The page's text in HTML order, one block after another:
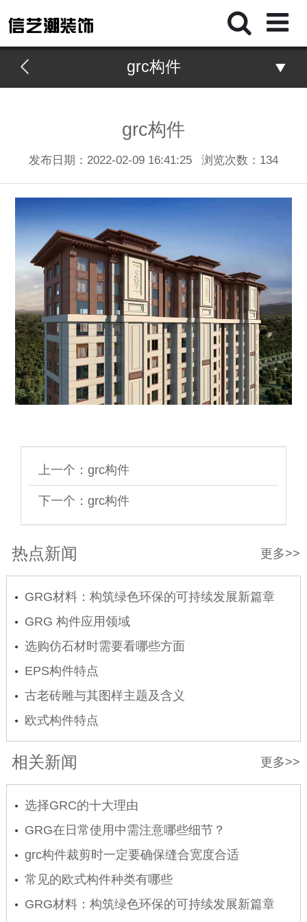
grc构件
grc构件
发布日期：2022-02-09 16:41:25 浏览次数： 134
上一个： grc构件
下一个： grc构件
更多>>
热点新闻
GRG材料：构筑绿色环保的可持续发展新篇章
GRG 构件应用领域
选购仿石材时需要看哪些方面
EPS构件特点
古老砖雕与其图样主题及含义
欧式构件特点
更多>>
相关新闻
选择GRC的十大理由
GRG在日常使用中需注意哪些细节？
grc构件裁剪时一定要确保缝合宽度合适
常见的欧式构件种类有哪些
GRG材料：构筑绿色环保的可持续发展新篇章